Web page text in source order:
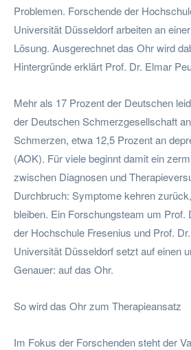
Problemen. Forschende der
Universität Düsseldorf arbeiten an
Lösung. Ausgerechnet das Ohr wird
Hintergründe erklärt Prof. Dr. Elmar
Mehr als 17 Prozent der Deutschen
der Deutschen Schmerzgesellschaft
Schmerzen, etwa 12,5 Prozent an
(AOK). Für viele beginnt damit ein
zwischen Diagnosen und
Durchbruch: Symptome kehren
bleiben. Ein Forschungsteam um Prof.
der Hochschule Fresenius und Prof.
Universität Düsseldorf setzt auf einen
Genauer: auf das Ohr.
So wird das Ohr zum Therapieansatz
Im Fokus der Forschenden steht der